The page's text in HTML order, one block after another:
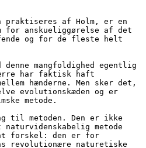
praktiseres af Holm, er en
for anskueliggørelse af det
og for de fleste helt
mangfoldighed egentlig
har faktisk haft
hænderne. Men sker det,
evolutionskæden og er
metode.
til metoden. Den er ikke
metode
forskel: den er for
revolutionære naturetiske